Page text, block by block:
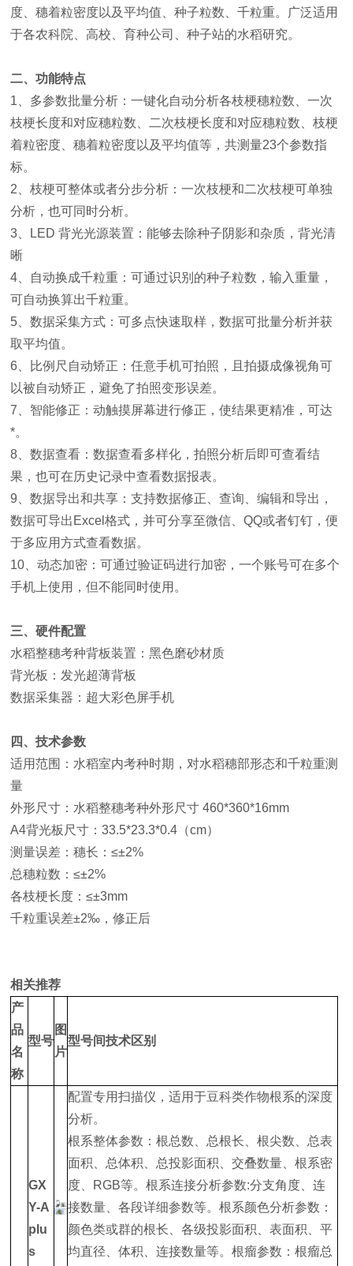
度、穗着粒密度以及平均值、种子粒数、千粒重。广泛适用
于各农科院、高校、育种公司、种子站的水稻研究。
二、功能特点
1、多参数批量分析：一键化自动分析各枝梗穗粒数、一次
枝梗长度和对应穗粒数、二次枝梗长度和对应穗粒数、枝梗
着粒密度、穗着粒密度以及平均值等，共测量23个参数指
标。
2、枝梗可整体或者分步分析：一次枝梗和二次枝梗可单独
分析，也可同时分析。
3、LED 背光光源装置：能够去除种子阴影和杂质，背光清
晰
4、自动换成千粒重：可通过识别的种子粒数，输入重量，
可自动换算出千粒重。
5、数据采集方式：可多点快速取样，数据可批量分析并获
取平均值。
6、比例尺自动矫正：任意手机可拍照，且拍摄成像视角可
以被自动矫正，避免了拍照变形误差。
7、智能修正：动触摸屏幕进行修正，使结果更精准，可达
*。
8、数据查看：数据查看多样化，拍照分析后即可查看结
果，也可在历史记录中查看数据报表。
9、数据导出和共享：支持数据修正、查询、编辑和导出，
数据可导出Excel格式，并可分享至微信、QQ或者钉钉，便
于多应用方式查看数据。
10、动态加密：可通过验证码进行加密，一个账号可在多个
手机上使用，但不能同时使用。
三、硬件配置
水稻整穗考种背板装置：黑色磨砂材质
背光板：发光超薄背板
数据采集器：超大彩色屏手机
四、技术参数
适用范围：水稻室内考种时期，对水稻穗部形态和千粒重测
量
外形尺寸：水稻整穗考种外形尺寸 460*360*16mm
A4背光板尺寸：33.5*23.3*0.4（cm）
测量误差：穗长：≤±2%
总穗粒数：≤±2%
各枝梗长度：≤±3mm
千粒重误差±2‰，修正后
相关推荐
产
品
名
称
型号
图
片
型号间技术区别
GX
Y-A
plu
s
配置专用扫描仪，适用于豆科类作物根系的深度
分析。
根系整体参数：根总数、总根长、根尖数、总表
面积、总体积、总投影面积、交叠数量、根系密
度、RGB等。根系连接分析参数:分支角度、连
接数量、各段详细参数等。根系颜色分析参数：
颜色类或群的根长、各级投影面积、表面积、平
均直径、体积、连接数量等。根瘤参数：根瘤总